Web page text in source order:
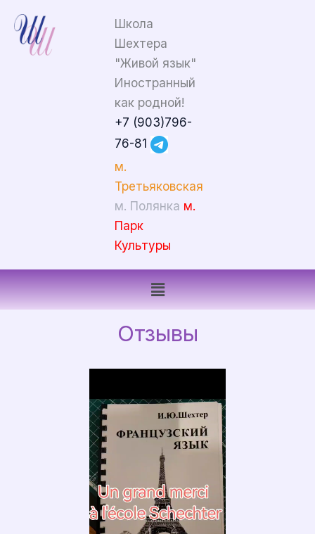
содержимому
Школа
Шехтера
"Живой язык"
Иностранный
как родной!
+7 (903)796-
76-81
м.
Третьяковская
м. Полянка м.
Парк
Культуры
Меню
Отзывы